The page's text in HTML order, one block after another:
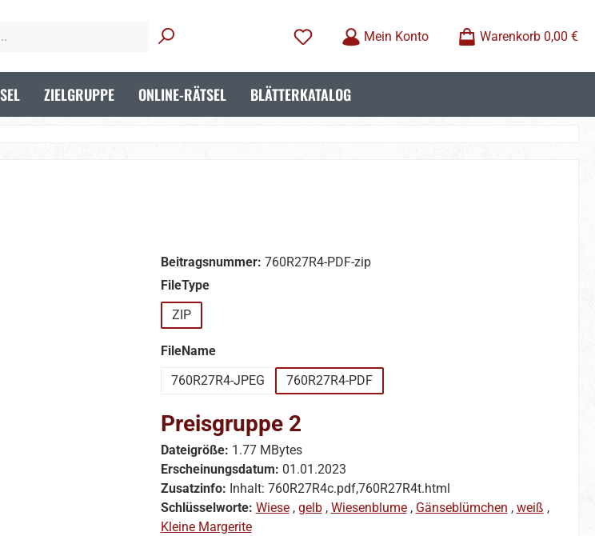
Mein Konto
Warenkorb 0,00 €
ZIELGRUPPE ONLINE-RÄTSEL BLÄTTERKATALOG
Beitragsnummer: 760R27R4-PDF-zip
FileTypeauswählen
ZIP
FileNameauswählen
760R27R4-JPEG
760R27R4-PDF
Preisgruppe 2
Dateigröße: 1.77 MBytes
Erscheinungsdatum: 01.01.2023
Zusatzinfo: Inhalt: 760R27R4c.pdf,760R27R4t.html
Schlüsselworte: Wiese, gelb, Wiesenblume, Gänseblümchen , weiß ,
Kleine Margerite